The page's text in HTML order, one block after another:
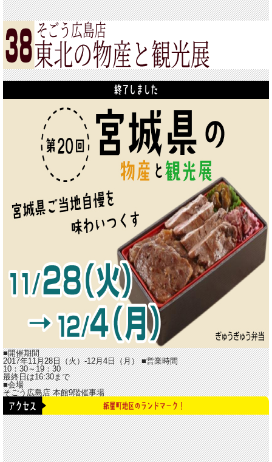
■開催期間
2017年11月28日（火）-12月4日（月）■営業時間
10：30～19：30
最終日は16:30まで
■会場
そごう広島店 本館9階催事場